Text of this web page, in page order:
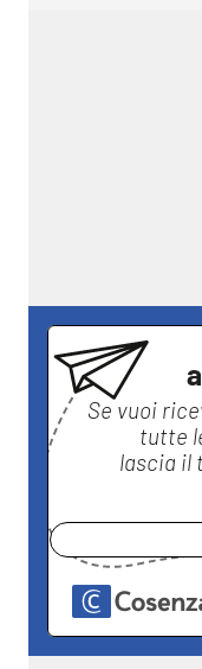
Se vuoi
tutte
lascia il